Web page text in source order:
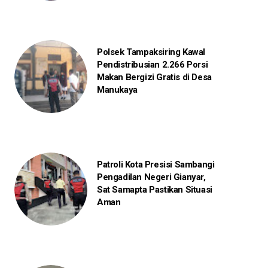
Polsek Tampaksiring Kawal
Pendistribusian 2.266 Porsi
Makan Bergizi Gratis di Desa
Manukaya
Patroli Kota Presisi Sambangi
Pengadilan Negeri Gianyar,
Sat Samapta Pastikan Situasi
Aman